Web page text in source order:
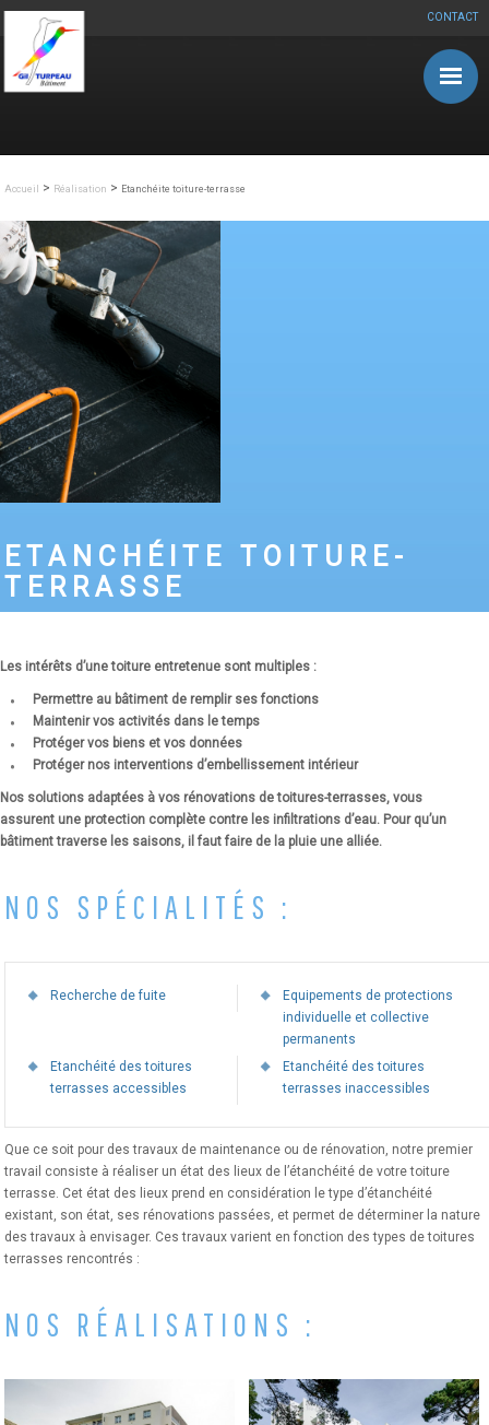
CONTACT
Aller au contenu principal
Accueil > Réalisation > Etanchéite toiture-terrasse
ETANCHÉITE TOITURE-
TERRASSE
Les intérêts d’une toiture entretenue sont multiples :
Permettre au bâtiment de remplir ses fonctions
Maintenir vos activités dans le temps
Protéger vos biens et vos données
Protéger nos interventions d’embellissement intérieur
Nos solutions adaptées à vos rénovations de toitures-terrasses, vous
assurent une protection complète contre les infiltrations d’eau. Pour qu’un
bâtiment traverse les saisons, il faut faire de la pluie une alliée.
NOS SPÉCIALITÉS :
Recherche de fuite
Equipements de protections
individuelle et collective
permanents
Etanchéité des toitures
terrasses accessibles
Etanchéité des toitures
terrasses inaccessibles
Que ce soit pour des travaux de maintenance ou de rénovation, notre premier
travail consiste à réaliser un état des lieux de l’étanchéité de votre toiture
terrasse. Cet état des lieux prend en considération le type d’étanchéité
existant, son état, ses rénovations passées, et permet de déterminer la nature
des travaux à envisager. Ces travaux varient en fonction des types de toitures
terrasses rencontrés :
NOS RÉALISATIONS :